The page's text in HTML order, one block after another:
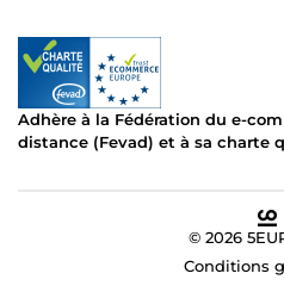
Adhère à la Fédération du e-
distance (Fevad) et à sa charte
© 2026
Conditions